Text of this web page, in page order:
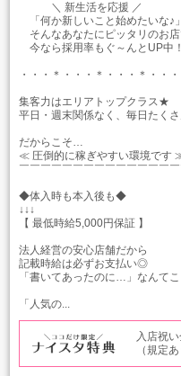
＼ 新生活を応援 ／
「何か新しいこと始めたいな♪」
そんなあなたにピッタリのお店
今なら採用率もぐ～んとUP中！
・・・＊・・・＊・・・＊・・・
集客力はエリアトップクラス★
平日・週末関係なく、毎日たく
だからこそ…
≪ 圧倒的に稼ぎやすい環境です
￣￣￣￣￣￣￣￣￣￣￣￣￣￣
◆体入時も本入後も◆
↓↓↓
【 最低時給5,000円保証 】
法人経営の安心店舗だから
記載時給は必ずお支払い◎
「書いてあったのに…」なんて
「人気の...
入店祝
（規定あ